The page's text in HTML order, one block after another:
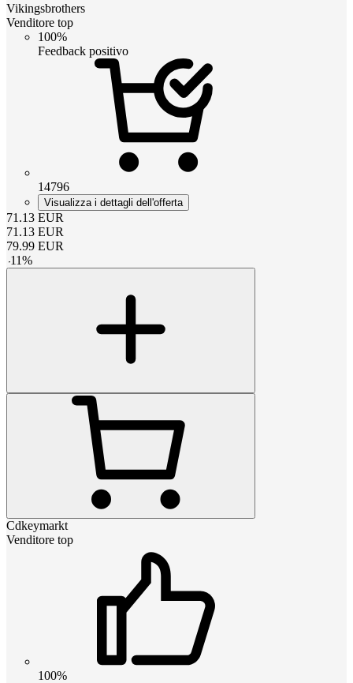
Vikingsbrothers
Venditore top
100%
Feedback positivo
14796
Visualizza i dettagli dell'offerta
71.13 EUR
71.13 EUR
79.99 EUR
-11%
Cdkeymarkt
Venditore top
100%